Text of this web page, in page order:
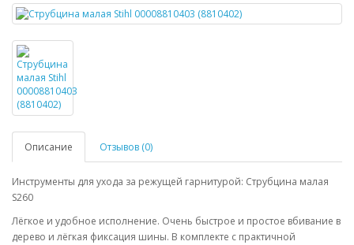
Описание Отзывов (0)
Инструменты для ухода за режущей гарнитурой: Струбцина малая
S260
Лёгкое и удобное исполнение. Очень быстрое и простое вбивание в
дерево и лёгкая фиксация шины. В комплекте с практичной